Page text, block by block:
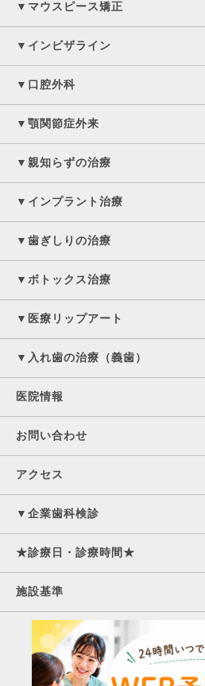
▼マウスピース矯正
▼インビザライン
▼口腔外科
▼顎関節症外来
▼親知らずの治療
▼インプラント治療
▼歯ぎしりの治療
▼ボトックス治療
▼医療リップアート
▼入れ歯の治療（義歯）
医院情報
お問い合わせ
アクセス
▼企業歯科検診
★診療日・診療時間★
施設基準